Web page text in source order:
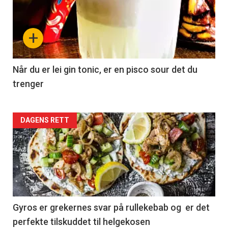
+
Når du er lei gin tonic, er en pisco sour det du
trenger
Forsiden
akkurat
nå
-
2
DAGENS RETT
Gyros er grekernes svar på rullekebab og er det
perfekte tilskuddet til helgekosen